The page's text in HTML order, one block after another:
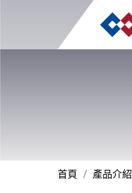
首頁 產品介紹